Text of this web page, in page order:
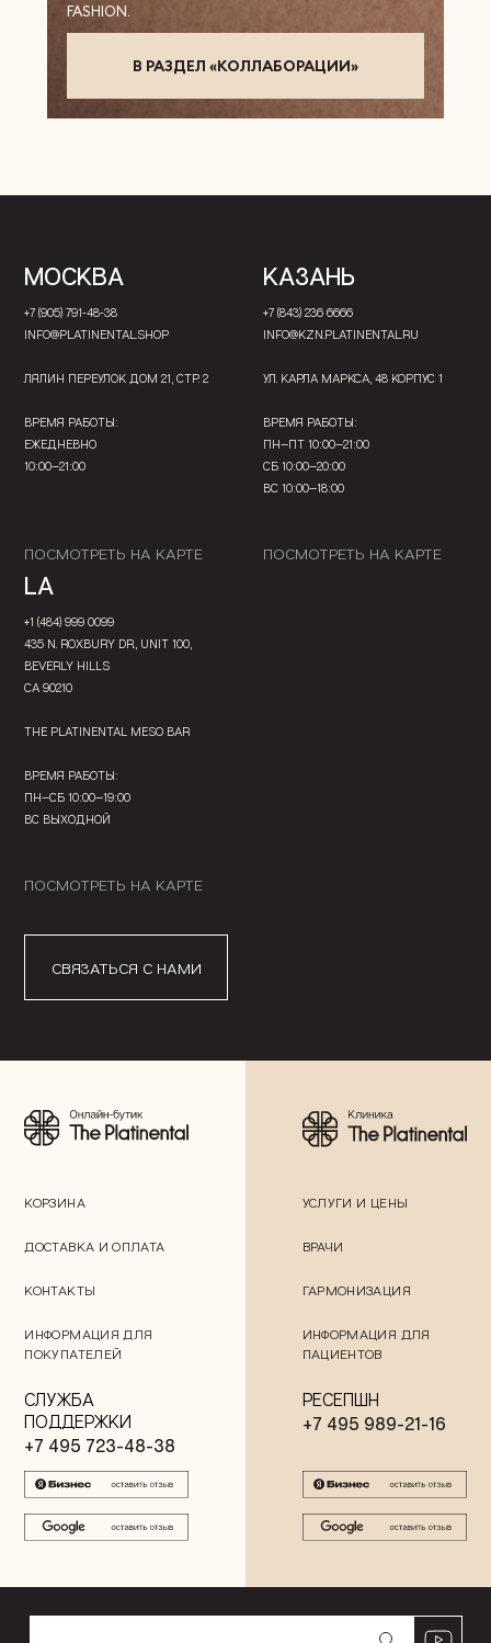
В РАЗДЕЛ «КОЛЛАБОРАЦИИ»
FASHION.
МОСКВА
+7 (905) 791-48-38
INFO@PLATINENTAL.SHOP
ЛЯЛИН ПЕРЕУЛОК ДОМ 21, СТР. 2
ВРЕМЯ РАБОТЫ:
ЕЖЕДНЕВНО
10:00—21:00
ПОСМОТРЕТЬ НА КАРТЕ
КАЗАНЬ
+7 (843) 236 6666
INFO@KZN.PLATINENTAL.RU
УЛ. КАРЛА МАРКСА, 48 КОРПУС 1
ВРЕМЯ РАБОТЫ:
ПН—ПТ 10:00—21:00
СБ 10:00—20:00
ВС 10:00—18:00
ПОСМОТРЕТЬ НА КАРТЕ
LA
+1 (484) 999 0099
435 N. ROXBURY DR., UNIT 100,
BEVERLY HILLS
CA 90210
THE PLATINENTAL MESO BAR
ВРЕМЯ РАБОТЫ:
ПН—СБ 10:00—19:00
ВС ВЫХОДНОЙ
ПОСМОТРЕТЬ НА КАРТЕ
СВЯЗАТЬСЯ С НАМИ
КОРЗИНА
ДОСТАВКА И ОПЛАТА
КОНТАКТЫ
ИНФОРМАЦИЯ ДЛЯ
ПОКУПАТЕЛЕЙ
СЛУЖБА
ПОДДЕРЖКИ
+7 495 723-48-38
УСЛУГИ И ЦЕНЫ
ВРАЧИ
ГАРМОНИЗАЦИЯ
ИНФОРМАЦИЯ ДЛЯ
ПАЦИЕНТОВ
РЕСЕПШН
+7 495 989-21-16